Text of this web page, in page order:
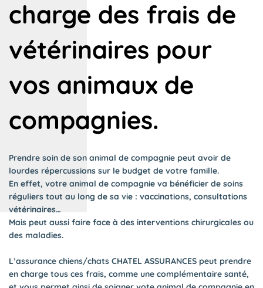
charge des frais de
vétérinaires pour
vos animaux de
compagnies.
Prendre soin de son animal de compagnie peut avoir de
lourdes répercussions sur le budget de votre famille.
En effet, votre animal de compagnie va bénéficier de soins
réguliers tout au long de sa vie : vaccinations, consultations
vétérinaires…
Mais peut aussi faire face à des interventions chirurgicales ou
des maladies.
L’assurance chiens/chats CHATEL ASSURANCES peut prendre
en charge tous ces frais, comme une complémentaire santé,